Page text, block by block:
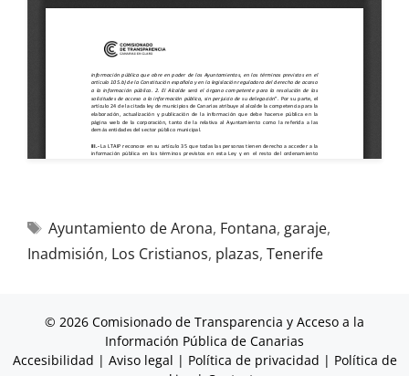
Ayuntamiento de Arona, Fontana, garaje,
Inadmisión, Los Cristianos, plazas, Tenerife
© 2026 Comisionado de Transparencia y Acceso a la
Información Pública de Canarias
Accesibilidad | Aviso legal | Política de privacidad | Política de